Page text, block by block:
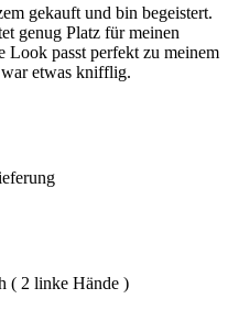
gekauft und bin begeistert.
genug Platz für meinen
Look passt perfekt zu meinem
etwas knifflig.
( 2 linke Hände )